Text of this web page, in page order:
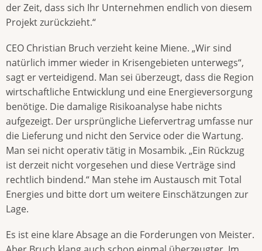
der Zeit, dass sich Ihr Unternehmen endlich von diesem
Projekt zurückzieht.“
CEO Christian Bruch verzieht keine Miene. „Wir sind
natürlich immer wieder in Krisengebieten unterwegs“,
sagt er verteidigend. Man sei überzeugt, dass die Region
wirtschaftliche Entwicklung und eine Energieversorgung
benötige. Die damalige Risikoanalyse habe nichts
aufgezeigt. Der ursprüngliche Liefervertrag umfasse nur
die Lieferung und nicht den Service oder die Wartung.
Man sei nicht operativ tätig in Mosambik. „Ein Rückzug
ist derzeit nicht vorgesehen und diese Verträge sind
rechtlich bindend.“ Man stehe im Austausch mit Total
Energies und bitte dort um weitere Einschätzungen zur
Lage.
Es ist eine klare Absage an die Forderungen von Meister.